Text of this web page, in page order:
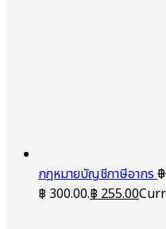
กฎหมายบัญชีภาษีอากร฿
฿ 300.00.฿255.00